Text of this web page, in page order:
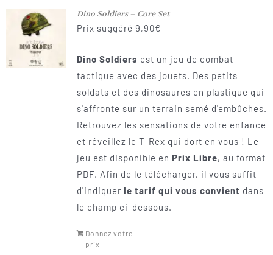
Contact
Dino Soldiers – Core Set
Prix suggéré 9,90€
Dino Soldiers est un jeu de combat
tactique avec des jouets. Des petits
soldats et des dinosaures en plastique qui
s'affronte sur un terrain semé d'embûches.
Retrouvez les sensations de votre enfance
et réveillez le T-Rex qui dort en vous ! Le
jeu est disponible en Prix Libre, au format
PDF. Afin de le télécharger, il vous suffit
d'indiquer le tarif qui vous convient dans
le champ ci-dessous.
Donnez votre
prix